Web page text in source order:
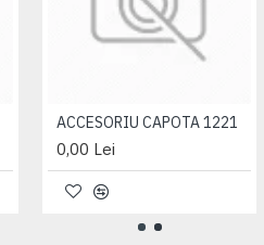
ACCESORIU CAPOTA 1221
0,00 Lei